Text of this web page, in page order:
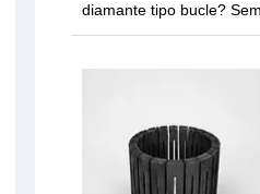
diamante tipo bucle?